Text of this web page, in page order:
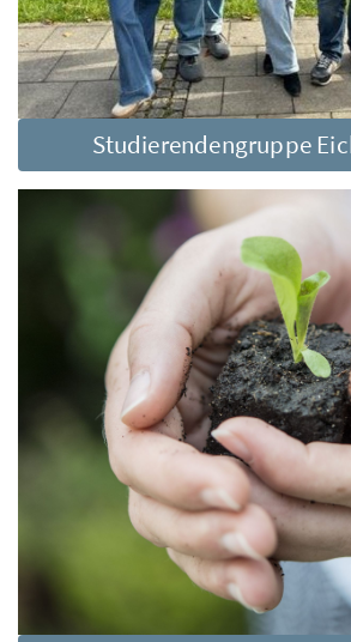
Studierendengruppe